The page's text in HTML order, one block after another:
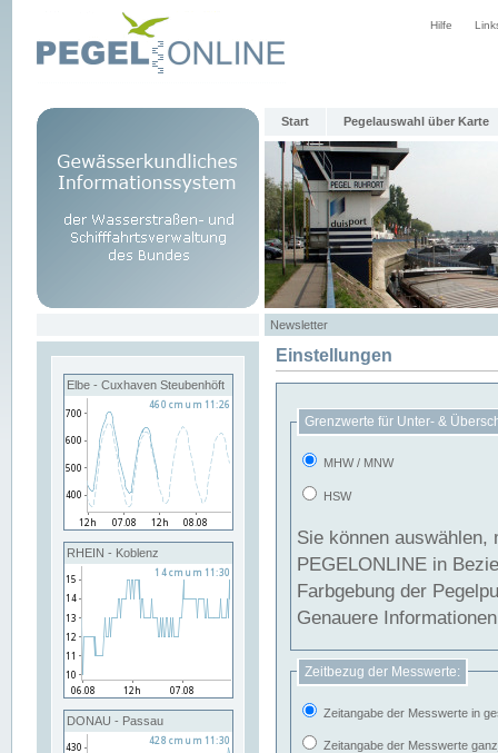
Hilfe
Start Pegelauswahl über Karte
Newsletter
Elbe - Cuxhaven Steubenhöft
RHEIN - Koblenz
DONAU - Passau
Einstellungen
Grenzwerte für Unter- &
MHW / MNW
HSW
Sie können
PEGELONLINE in Beziehung
Farbgebung der
Genauere
Zeitbezug der Messwerte:
Zeitangabe der Messwerte in
Zeitangabe der Messwerte